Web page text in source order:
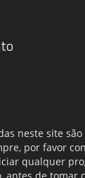
neste site
por favor
qualquer